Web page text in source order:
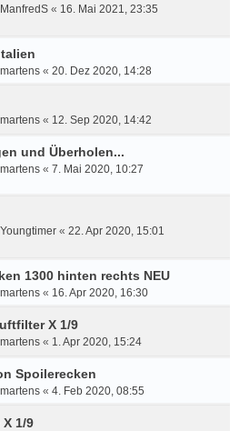
ManfredS « 16. Mai 2021, 23:35
martens « 20. Dez 2020, 14:28
martens « 12. Sep 2020, 14:42
und Überholen...
martens « 7. Mai 2020, 10:27
Youngtimer « 22. Apr 2020, 15:01
1300 hinten rechts NEU
martens « 16. Apr 2020, 16:30
X 1/9
martens « 1. Apr 2020, 15:24
Spoilerecken
martens « 4. Feb 2020, 08:55
1/9